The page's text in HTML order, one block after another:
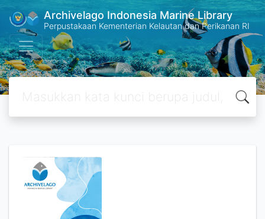
Archivelago Indonesia Marine Library
Perpustakaan Kementerian Kelautan dan Perikanan RI